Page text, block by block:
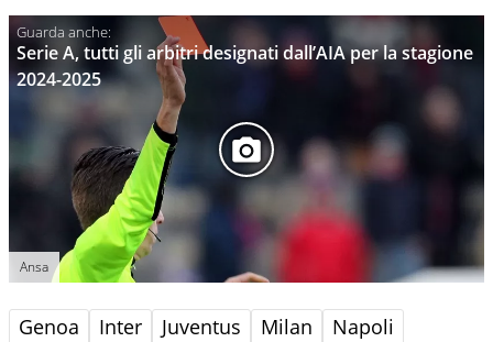
Serie A, tutti gli arbitri designati dall’AIA per la stagione
2024-2025
Ansa
Genoa Inter Juventus Milan
Napoli